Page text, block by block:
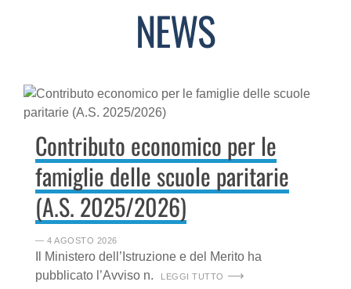
NEWS
Contributo economico per le
famiglie delle scuole paritarie
(A.S. 2025/2026)
― 4 AGOSTO 2026
Il Ministero dell’Istruzione e del Merito ha
pubblicato l’Avviso n.
LEGGI TUTTO